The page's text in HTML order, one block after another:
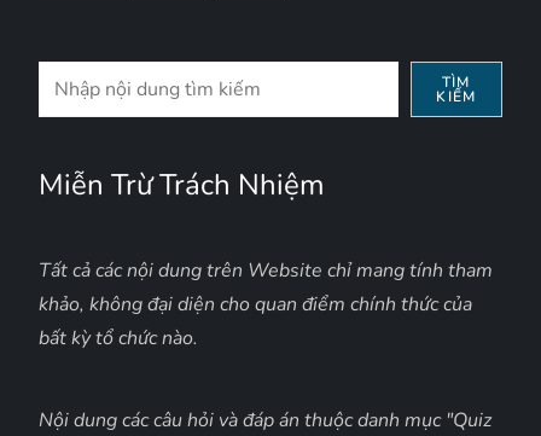
Tìm
kiếm
TÌM
KIẾM
Miễn Trừ Trách Nhiệm
Tất cả các nội dung trên Website chỉ mang tính tham
khảo, không đại diện cho quan điểm chính thức của
bất kỳ tổ chức nào.
Nội dung các câu hỏi và đáp án thuộc danh mục "Quiz